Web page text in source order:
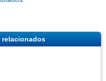
relacionados